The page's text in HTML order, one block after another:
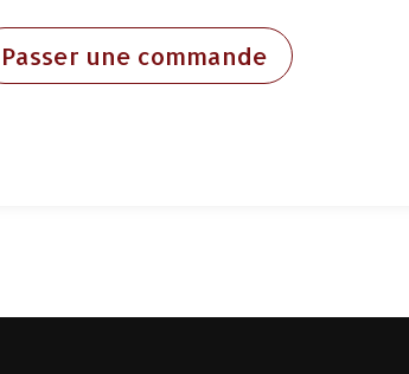
Passer une commande